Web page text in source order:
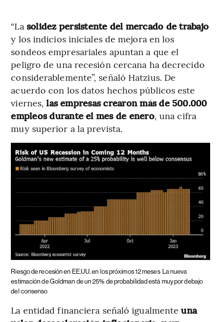
“Lasolidez persistente del mercado de trabajo
y los indicios iniciales de mejora en los
sondeos empresariales apuntan a que el
peligro de una recesión cercana ha decrecido
considerablemente”, señaló Hatzius. De
acuerdo con los datos hechos públicos este
viernes,las empresas crearon más de 500.000
empleos durante el mes de enero, una cifra
muy superior a la prevista.
Riesgo de recesión en EE.UU. en los próximos 12 meses La nueva
estimación de Goldman de un 25% de probabilidad está muy por debajo
del consenso
La entidad financiera señaló igualmenteuna